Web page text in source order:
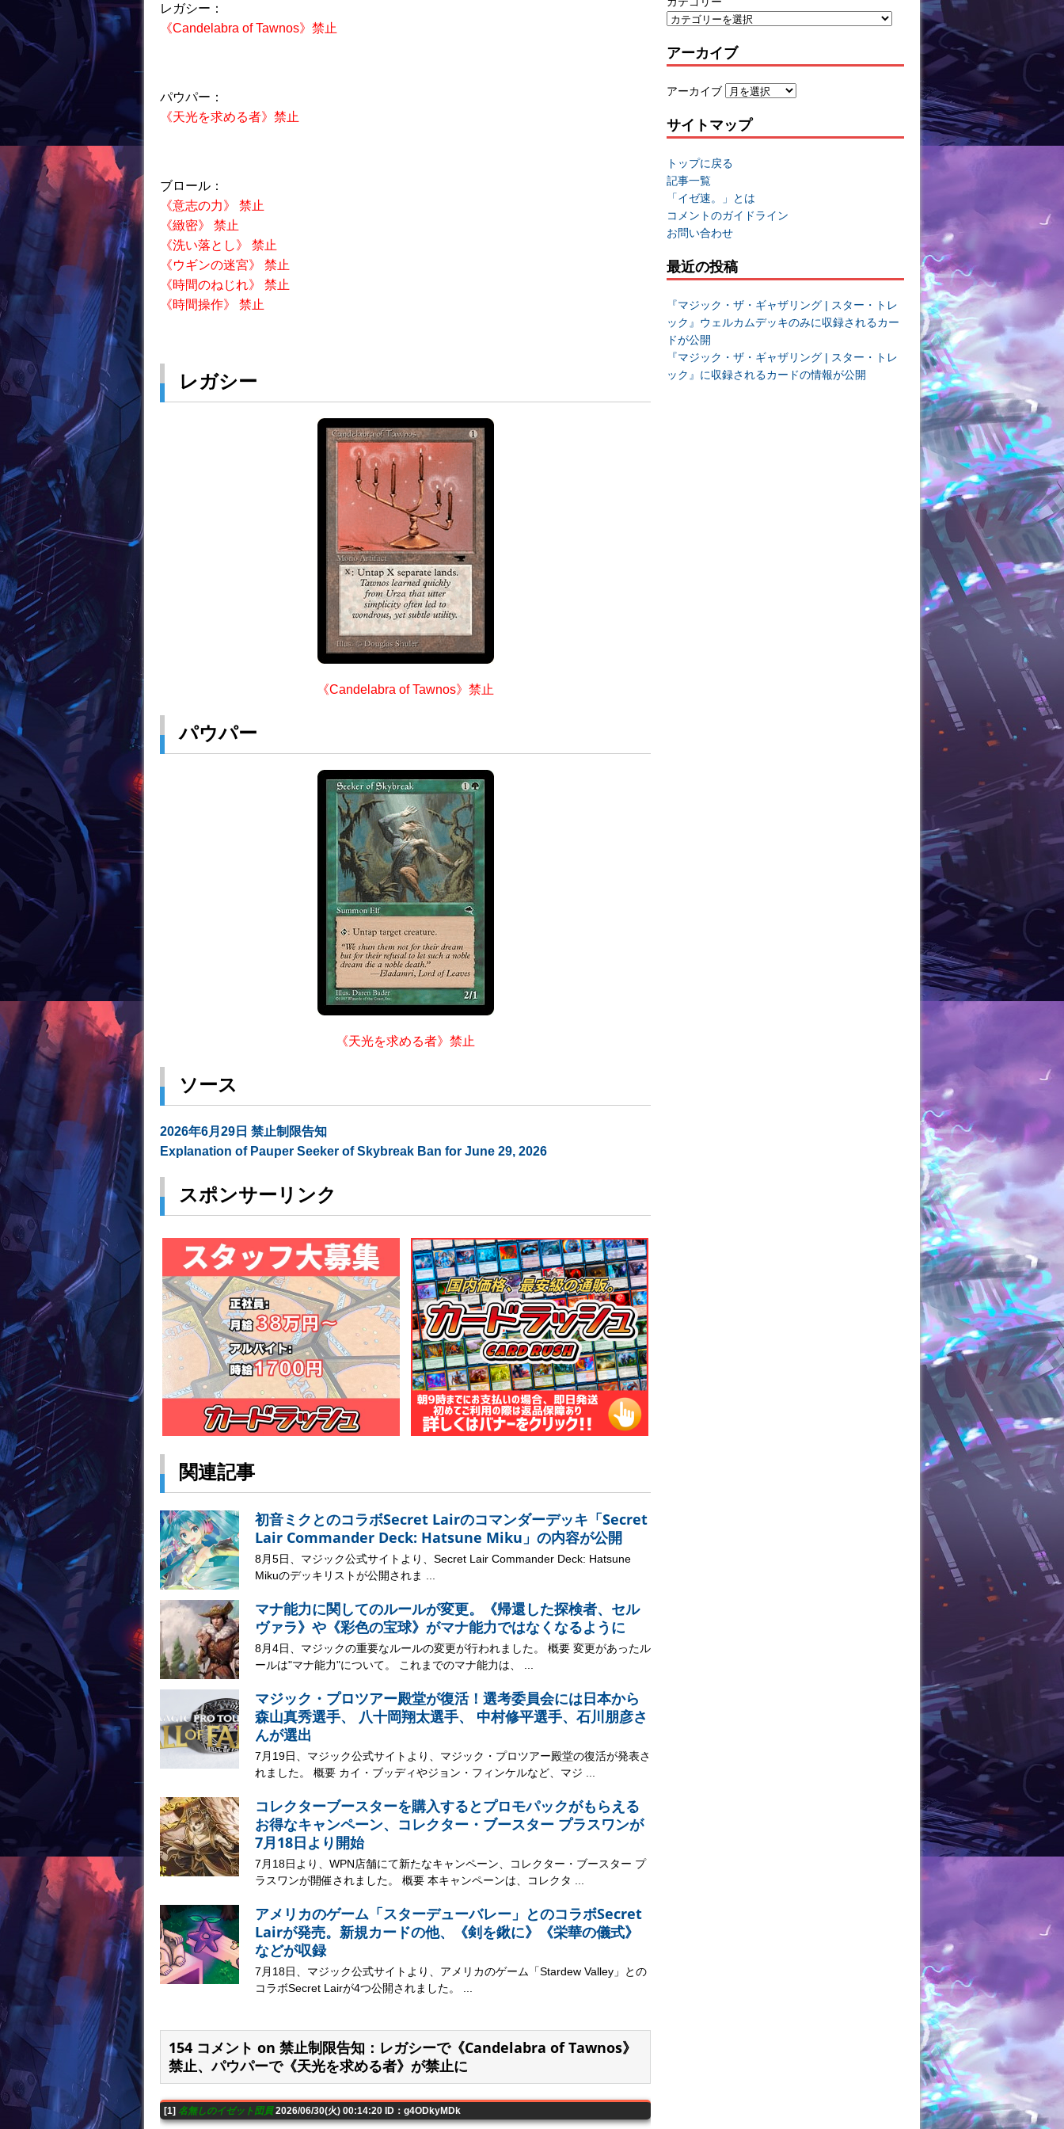
k
レガシー：
《Candelabra of Tawnos》禁止
パウパー：
《天光を求める者》禁止
ブロール：
《意志の力》 禁止
《緻密》 禁止
《洗い落とし》 禁止
《ウギンの迷宮》 禁止
《時間のねじれ》 禁止
《時間操作》 禁止
レガシー
《Candelabra of Tawnos》禁止
パウパー
《天光を求める者》禁止
ソース
2026年6月29日 禁止制限告知
Explanation of Pauper Seeker of Skybreak Ban for June 29, 2026
スポンサーリンク
関連記事
初音ミクとのコラボSecret Lairのコマンダーデッキ「Secret
Lair Commander Deck: Hatsune Miku」の内容が公開
8月5日、マジック公式サイトより、Secret Lair Commander Deck: Hatsune
Mikuのデッキリストが公開されま ...
マナ能力に関してのルールが変更。《帰還した探検者、セル
ヴァラ》や《彩色の宝球》がマナ能力ではなくなるように
8月4日、マジックの重要なルールの変更が行われました。 概要 変更があったル
ールは"マナ能力"について。 これまでのマナ能力は、 ...
マジック・プロツアー殿堂が復活！選考委員会には日本から
森山真秀選手、 八十岡翔太選手、 中村修平選手、石川朋彦さ
んが選出
7月19日、マジック公式サイトより、マジック・プロツアー殿堂の復活が発表さ
れました。 概要 カイ・ブッディやジョン・フィンケルなど、マジ ...
コレクターブースターを購入するとプロモパックがもらえる
お得なキャンペーン、コレクター・ブースター プラスワンが
7月18日より開始
7月18日より、WPN店舗にて新たなキャンペーン、コレクター・ブースター プ
ラスワンが開催されました。 概要 本キャンペーンは、コレクタ ...
アメリカのゲーム「スターデューバレー」とのコラボSecret
Lairが発売。新規カードの他、《剣を鍬に》《栄華の儀式》
などが収録
7月18日、マジック公式サイトより、アメリカのゲーム「Stardew Valley」との
コラボSecret Lairが4つ公開されました。 ...
154 コメント on 禁止制限告知：レガシーで《Candelabra of Tawnos》
禁止、パウパーで《天光を求める者》が禁止に
[1] 名無しのイゼット団員2026/06/30(火) 00:14:20 ID：g4ODkyMDk
アーカイブ
アーカイブ
サイトマップ
トップに戻る
記事一覧
「イゼ速。」とは
コメントのガイドライン
お問い合わせ
最近の投稿
『マジック・ザ・ギャザリング | スター・トレ
ック』ウェルカムデッキのみに収録されるカー
ドが公開
『マジック・ザ・ギャザリング | スター・トレ
ック』に収録されるカードの情報が公開